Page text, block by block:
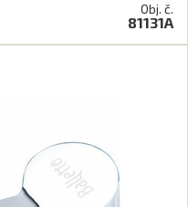
Obj. č.
81131A